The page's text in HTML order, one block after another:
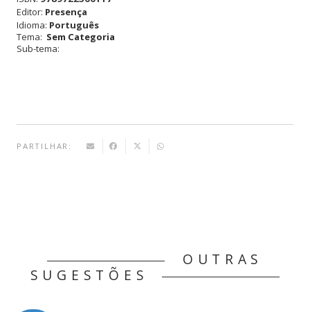
e a
Câmara
dos
Editor: Presença
Idioma: Português
Tema: Sem Categoria
Sub-tema:
PARTILHAR:
OUTRAS
SUGESTÕES